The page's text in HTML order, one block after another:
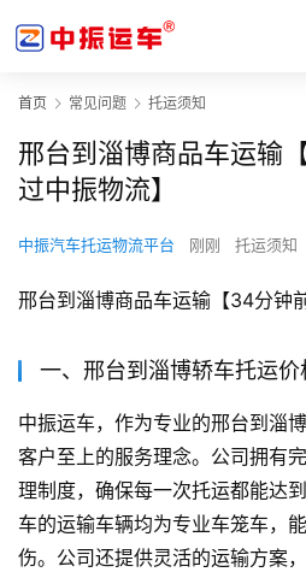
首页 常见问题 托运须知
邢台到淄博商品车运输
过中振物流】
中振汽车托运物流平台 刚刚 托运须知
邢台到淄博商品车运输【34分钟
一、邢台到淄博轿车托运价
中振运车，作为专业的邢台到淄
客户至上的服务理念。公司拥有
理制度，确保每一次托运都能达
车的运输车辆均为专业车笼车，
伤。公司还提供灵活的运输方案